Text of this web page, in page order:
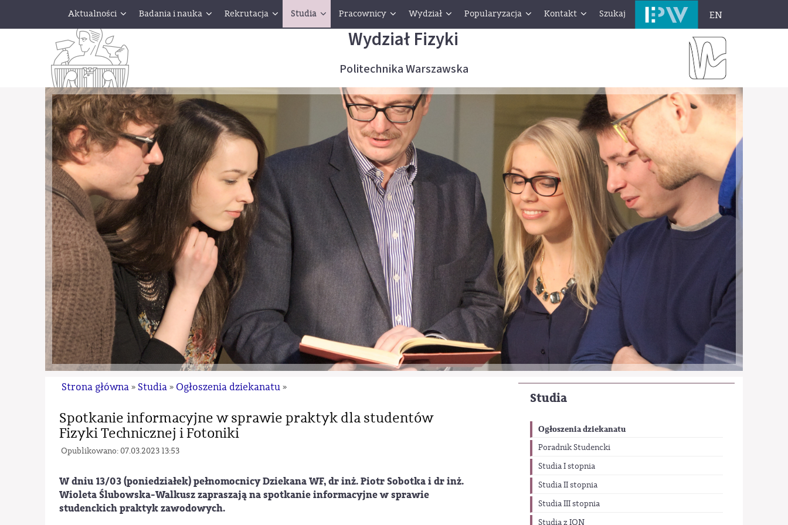
Aktualności Badania i nauka Rekrutacja Studia Pracownicy Wydział Popularyzacja Kontakt Szukaj EN
Wydział Fizyki
Politechnika Warszawska
Studia
Ogłoszenia dziekanatu
Poradnik Studencki
Studia I stopnia
Studia II stopnia
Studia III stopnia
Studia z ION
Strona główna » Studia » Ogłoszenia dziekanatu »
Spotkanie informacyjne w sprawie praktyk dla studentów
Fizyki Technicznej i Fotoniki
Opublikowano: 07.03.2023 13:53
W dniu 13/03 (poniedziałek) pełnomocnicy Dziekana WF, dr inż. Piotr Sobotka i dr inż.
Wioleta Ślubowska-Walkusz zapraszają na spotkanie informacyjne w sprawie
studenckich praktyk zawodowych.